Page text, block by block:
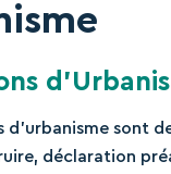
d’urbanisme sont
déclaration